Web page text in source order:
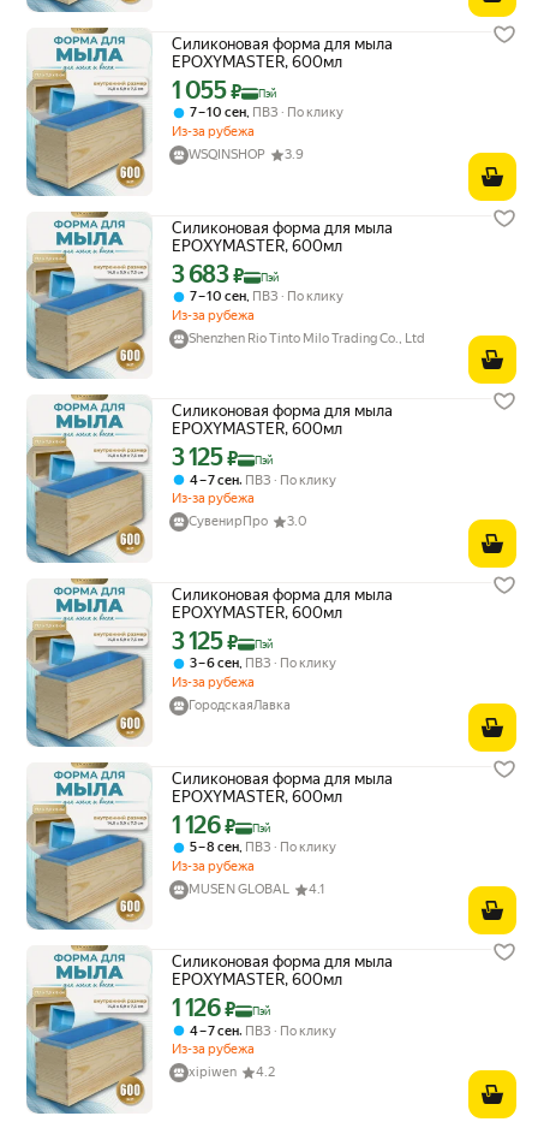
Силиконовая форма для мыла
EPOXYMASTER, 600мл
Цена с картой Яндекс Пэй 1055 ₽ вместо
1 055₽ Пэй
7 – 10 сен, ПВЗ
По клику
Из-за рубежа
WSQINSHOP
3.9
Силиконовая форма для мыла
EPOXYMASTER, 600мл
Цена с картой Яндекс Пэй 3683 ₽ вместо
3 683₽ Пэй
7 – 10 сен ПВЗ
По клику
Из-за рубежа
Shenzhen Rio Tinto Milo Trading Co., Ltd
Силиконовая форма для мыла
EPOXYMASTER, 600мл
Цена с картой Яндекс Пэй 3125 ₽ вместо
3 125₽ Пэй
4 – 7 сен, ПВЗ
По клику
Из-за рубежа
СувенирПро
3.0
Силиконовая форма для мыла
EPOXYMASTER, 600мл
Цена с картой Яндекс Пэй 3125 ₽ вместо
3 125₽ Пэй
3 – 6 сен, ПВЗ
По клику
Из-за рубежа
ГородскаяЛавка
Силиконовая форма для мыла
EPOXYMASTER, 600мл
Цена с картой Яндекс Пэй 1126 ₽ вместо
1 126₽ Пэй
5 – 8 сен ПВЗ
По клику
Из-за рубежа
MUSEN GLOBAL
4.1
Силиконовая форма для мыла
EPOXYMASTER, 600мл
Цена с картой Яндекс Пэй 1126 ₽ вместо
1 126₽ Пэй
4 – 7 сен, ПВЗ
По клику
Из-за рубежа
xipiwen
4.2